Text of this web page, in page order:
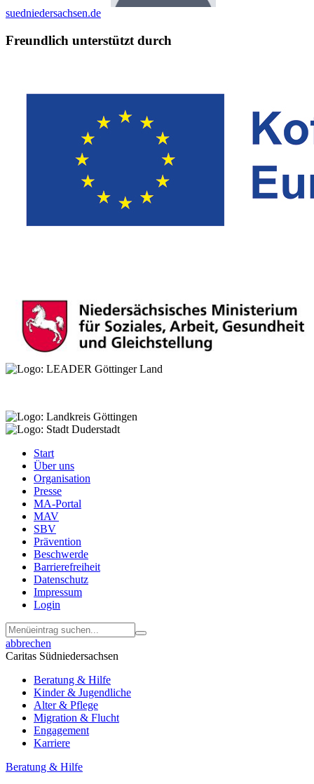
suedniedersachsen.de
Freundlich unterstützt durch
Menu
Footer
Start
Über uns
Organisation
Presse
MA-Portal
MAV
SBV
Prävention
Beschwerde
Barrierefreiheit
Datenschutz
Impressum
Login
abbrechen
Caritas Südniedersachsen
Beratung & Hilfe
Kinder & Jugendliche
Alter & Pflege
Migration & Flucht
Engagement
Karriere
Beratung & Hilfe